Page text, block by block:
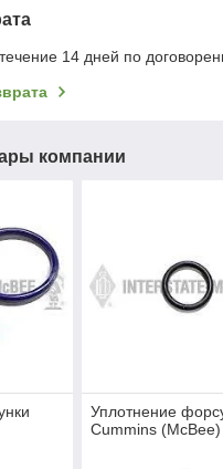
14 дней по
компании
Уплотнение
Cummins (McBee)